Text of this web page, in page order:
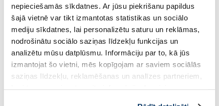
nepieciešamās sīkdatnes. Ar jūsu piekrišanu papildus
šajā vietnē var tikt izmantotas statistikas un sociālo
mediju sīkdatnes, lai personalizētu saturu un reklāmas,
nodrošinātu sociālo saziņas līdzekļu funkcijas un
analizētu mūsu datplūsmu. Informāciju par to, kā jūs
izmantojat šo vietni, mēs kopīgojam ar saviem sociālās
saziņas līdzekļu, reklamēšanas un analīzes partneriem,
ICONFIT Collagen Coffee Creamer
pulveris, 300 g
ICONFIT Organic
6.39 €